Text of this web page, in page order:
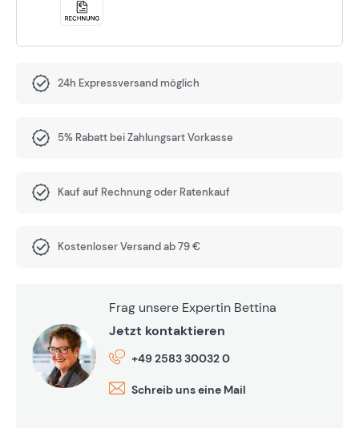
24h Expressversand möglich
5% Rabatt bei Zahlungsart Vorkasse
Kauf auf Rechnung oder Ratenkauf
Kostenloser Versand ab 79 €
Frag unsere Expertin Bettina
Jetzt kontaktieren
+49 2583 30032 0
Schreib uns eine Mail